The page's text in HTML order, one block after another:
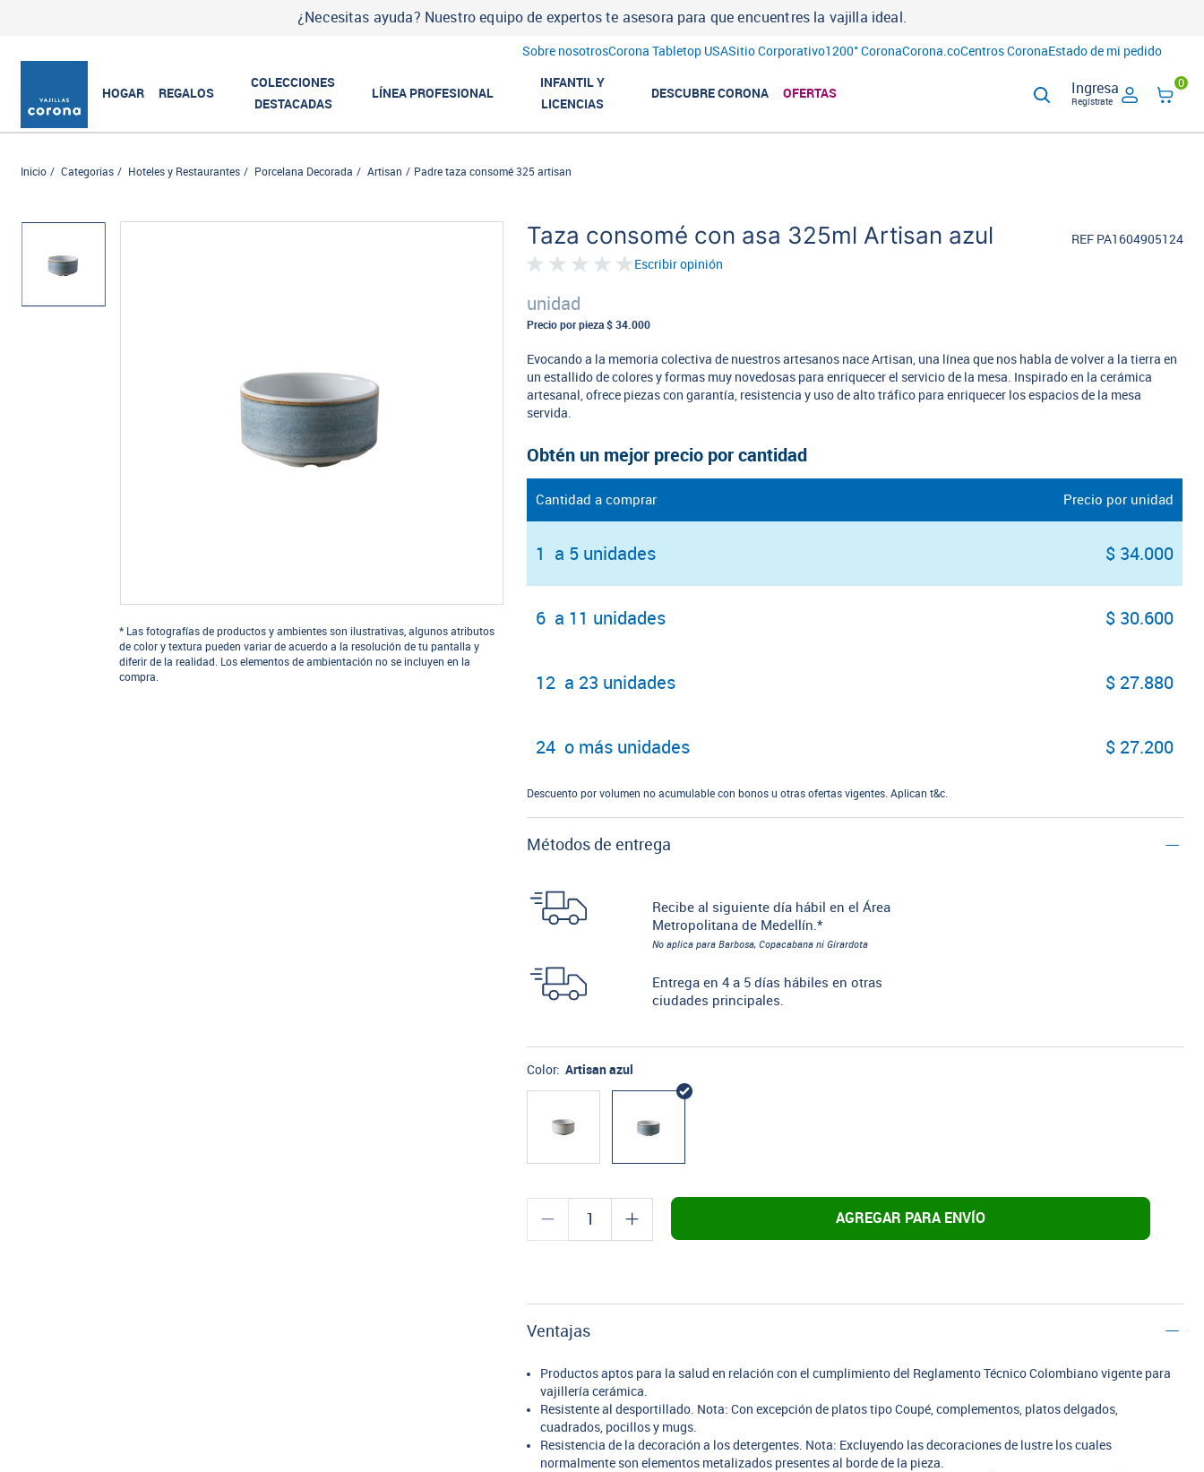
¿Necesitas ayuda? Nuestro equipo de expertos te asesora para que encuentres la vajilla ideal.
Sobre nosotrosCorona Tabletop USASitio Corporativo1200° CoronaCorona.coCentros CoronaEstado de mi pedido
HOGAR REGALOS
COLECCIONES
DESTACADAS
LÍNEA PROFESIONAL
INFANTIL Y
LICENCIAS
DESCUBRE CORONA OFERTAS Ingresa
Regístrate
0
Inicio Categorias Hoteles y Restaurantes Porcelana Decorada Artisan Padre taza consomé 325 artisan
Taza consomé con asa 325ml Artisan azul
REF PA1604905124
Escribir opinión
* Las fotografías de productos y ambientes son ilustrativas, algunos atributos
de color y textura pueden variar de acuerdo a la resolución de tu pantalla y
diferir de la realidad. Los elementos de ambientación no se incluyen en la
compra.
unidad
Precio por pieza $ 34.000
Evocando a la memoria colectiva de nuestros artesanos nace Artisan, una línea que nos habla de volver a la tierra en
un estallido de colores y formas muy novedosas para enriquecer el servicio de la mesa. Inspirado en la cerámica
artesanal, ofrece piezas con garantía, resistencia y uso de alto tráfico para enriquecer los espacios de la mesa
servida.
Obtén un mejor precio por cantidad
Cantidad a comprar Precio por unidad
1 a 5 unidades $ 34.000
6 a 11 unidades $ 30.600
12 a 23 unidades $ 27.880
24 o más unidades $ 27.200
Descuento por volumen no acumulable con bonos u otras ofertas vigentes. Aplican t&c.
Métodos de entrega
Recibe al siguiente día hábil en el Área
Metropolitana de Medellín.*
No aplica para Barbosa, Copacabana ni Girardota
Entrega en 4 a 5 días hábiles en otras
ciudades principales.
Color: Artisan azul
AGREGAR PARA ENVÍO
Ventajas
Productos aptos para la salud en relación con el cumplimiento del Reglamento Técnico Colombiano vigente para
vajillería cerámica.
Resistente al desportillado. Nota: Con excepción de platos tipo Coupé, complementos, platos delgados,
cuadrados, pocillos y mugs.
Resistencia de la decoración a los detergentes. Nota: Excluyendo las decoraciones de lustre los cuales
normalmente son elementos metalizados presentes al borde de la pieza.